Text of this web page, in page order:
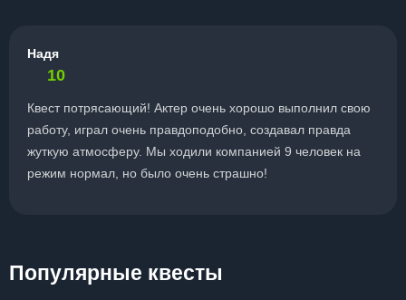
Надя
10
Квест потрясающий! Актер очень хорошо выполнил свою
работу, играл очень правдоподобно, создавал правда
жуткую атмосферу. Мы ходили компанией 9 человек на
режим нормал, но было очень страшно!
Популярные квесты